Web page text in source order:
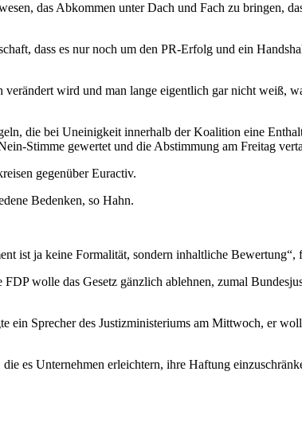
das Abkommen unter Dach und Fach zu bringen,
dass es nur noch um den PR-Erfolg und ein
wird und man lange eigentlich gar nicht weiß,
die bei Uneinigkeit innerhalb der Koalition eine
Stimme gewertet und die Abstimmung am Freitag
gegenüber Euractiv.
Bedenken, so Hahn.
ist ja keine Formalität, sondern inhaltliche Bewertung“,
FDP wolle das Gesetz gänzlich ablehnen, zumal
ein Sprecher des Justizministeriums am Mittwoch, er
es Unternehmen erleichtern, ihre Haftung